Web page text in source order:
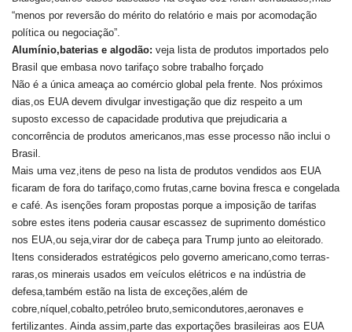
“menos por reversão do mérito do relatório e mais por acomodação
política ou negociação”.
Alumínio,baterias e algodão: veja lista de produtos importados pelo
Brasil que embasa novo tarifaço sobre trabalho forçado
Não é a única ameaça ao comércio global pela frente. Nos próximos
dias,os EUA devem divulgar investigação que diz respeito a um
suposto excesso de capacidade produtiva que prejudicaria a
concorrência de produtos americanos,mas esse processo não inclui o
Brasil.
Mais uma vez,itens de peso na lista de produtos vendidos aos EUA
ficaram de fora do tarifaço,como frutas,carne bovina fresca e congelada
e café. As isenções foram propostas porque a imposição de tarifas
sobre estes itens poderia causar escassez de suprimento doméstico
nos EUA,ou seja,virar dor de cabeça para Trump junto ao eleitorado.
Itens considerados estratégicos pelo governo americano,como terras-
raras,os minerais usados em veículos elétricos e na indústria de
defesa,também estão na lista de exceções,além de
cobre,níquel,cobalto,petróleo bruto,semicondutores,aeronaves e
fertilizantes. Ainda assim,parte das exportações brasileiras aos EUA